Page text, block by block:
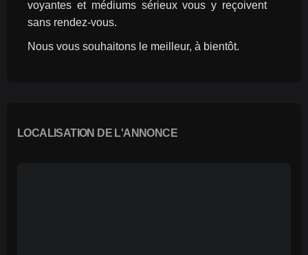
voyantes et médiums sérieux vous y reçoivent
sans rendez-vous.
Nous vous souhaitons le meilleur, à bientôt.
LOCALISATION DE L'ANNONCE